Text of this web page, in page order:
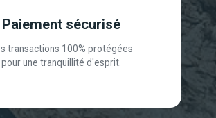
Paiement sécurisé
transactions 100% protégées
pour une tranquillité d'esprit.